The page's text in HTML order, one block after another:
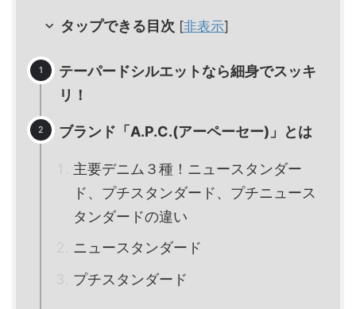
タップできる目次 [非表示]
テーパードシルエットなら細身でスッキ
リ！
ブランド「A.P.C.(アーペーセー)」とは
主要デニム３種！ニュースタンダー
ド、プチスタンダード、プチニュース
タンダードの違い
ニュースタンダード
プチスタンダード